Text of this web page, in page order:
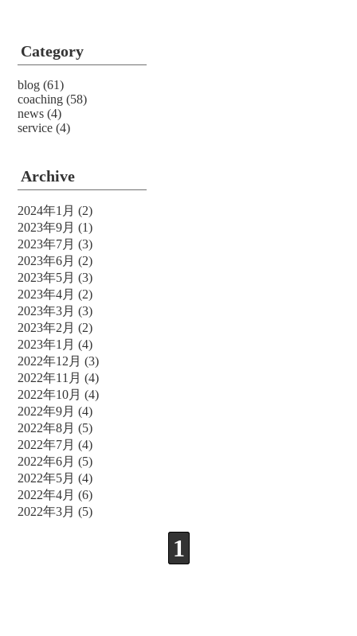
Category
blog (61)
coaching (58)
news (4)
service (4)
Archive
2024年1月 (2)
2023年9月 (1)
2023年7月 (3)
2023年6月 (2)
2023年5月 (3)
2023年4月 (2)
2023年3月 (3)
2023年2月 (2)
2023年1月 (4)
2022年12月 (3)
2022年11月 (4)
2022年10月 (4)
2022年9月 (4)
2022年8月 (5)
2022年7月 (4)
2022年6月 (5)
2022年5月 (4)
2022年4月 (6)
2022年3月 (5)
1